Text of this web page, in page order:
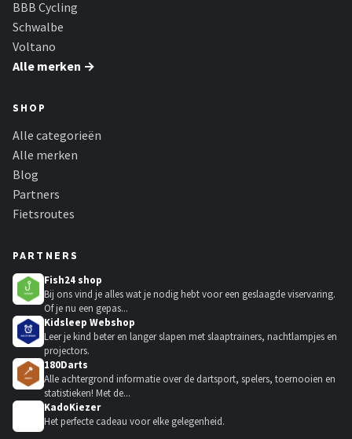
BBB Cycling
Schwalbe
Voltano
Alle merken →
SHOP
Alle categorieën
Alle merken
Blog
Partners
Fietsroutes
PARTNERS
Fish24 shop
Bij ons vind je alles wat je nodig hebt voor een geslaagde viservaring.
Of je nu een gepas...
Kidsleep Webshop
Leer je kind beter en langer slapen met slaaptrainers, nachtlampjes en
projectors.
180Darts
Alle achtergrond informatie over de dartsport, spelers, toernooien en
statistieken! Met de...
KadoKiezer
Het perfecte cadeau voor elke gelegenheid.